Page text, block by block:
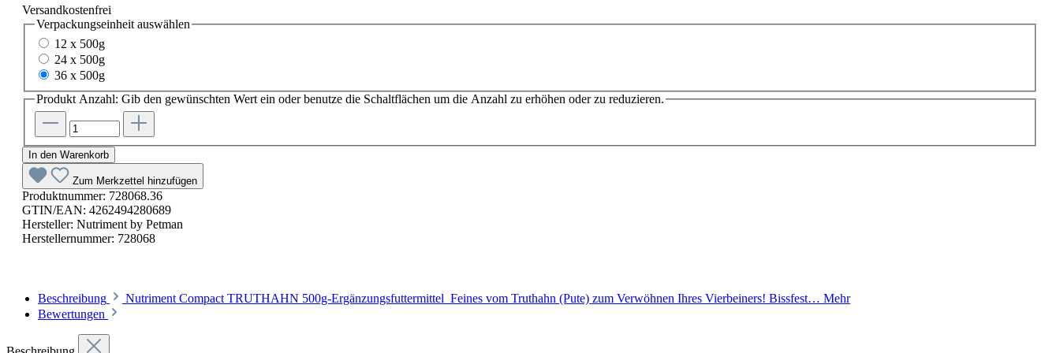
Versandkostenfrei
Verpackungseinheit auswählen
12 x 500g
24 x 500g
36 x 500g
Produkt Anzahl: Gib den gewünschten Wert ein oder benutze die Schaltflächen um die Anzahl zu erhöhen oder zu reduzieren.
In den Warenkorb
Zum Merkzettel hinzufügen
Produktnummer: 728068.36
GTIN/EAN: 4262494280689
Hersteller: Nutriment by Petman
Herstellernummer: 728068
Beschreibung Nutriment Compact TRUTHAHN 500g-Ergänzungsfuttermittel Feines vom Truthahn (Pute) zum Verwöhnen Ihres Vierbeiners! Bissfest… Mehr
Bewertungen